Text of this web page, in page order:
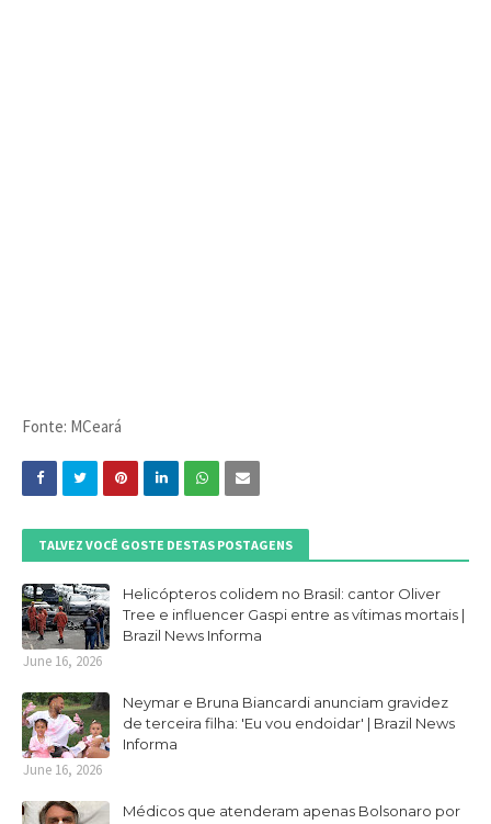
Fonte: MCeará
TALVEZ VOCÊ GOSTE DESTAS POSTAGENS
Helicópteros colidem no Brasil: cantor Oliver
Tree e influencer Gaspi entre as vítimas mortais |
Brazil News Informa
June 16, 2026
Neymar e Bruna Biancardi anunciam gravidez
de terceira filha: 'Eu vou endoidar' | Brazil News
Informa
June 16, 2026
Médicos que atenderam apenas Bolsonaro por